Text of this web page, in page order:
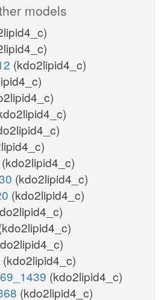
models
(kdo2lipid4_c)
(kdo2lipid4_c)
(kdo2lipid4_c)
(kdo2lipid4_c)
(kdo2lipid4_c)
(kdo2lipid4_c)
(kdo2lipid4_c)